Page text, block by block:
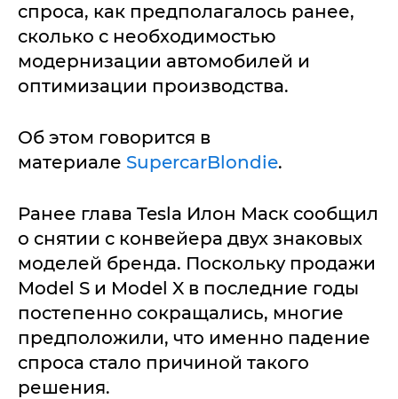
спроса, как предполагалось ранее,
сколько с необходимостью
модернизации автомобилей и
оптимизации производства.
Об этом говорится в
материале SupercarBlondie.
Ранее глава Tesla Илон Маск сообщил
о снятии с конвейера двух знаковых
моделей бренда. Поскольку продажи
Model S и Model X в последние годы
постепенно сокращались, многие
предположили, что именно падение
спроса стало причиной такого
решения.